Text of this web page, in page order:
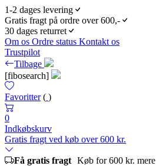
1-2 dages levering
Gratis fragt på ordre over 600,-
30 dages returret
Om os Ordre status Kontakt os
Trustpilot
Tilbage
[fibosearch]
Favoritter( )
0
Indkøbskurv
Gratis fragt ved køb over 600 kr.
Få gratis fragt Køb for 600 kr. mere